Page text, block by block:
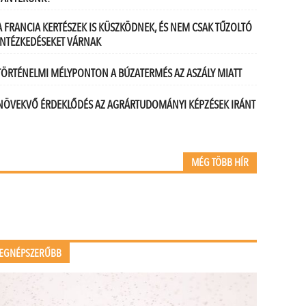
FRANCIA KERTÉSZEK IS KÜSZKÖDNEK, ÉS NEM CSAK TŰZOLTÓ
VÁRNAK
MÉLYPONTON A BÚZATERMÉS AZ ASZÁLY MIATT
ÉRDEKLŐDÉS AZ AGRÁRTUDOMÁNYI KÉPZÉSEK IRÁNT
MÉG TÖBB HÍR